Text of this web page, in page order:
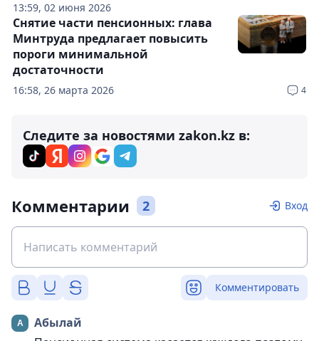
13:59, 02 июня 2026
16:58, 26 марта 2026 4
Снятие части пенсионных: глава
Минтруда предлагает повысить
пороги минимальной
достаточности
Следите за новостями zakon.kz в:
Комментарии 2 Вход
Комментировать
Абылай